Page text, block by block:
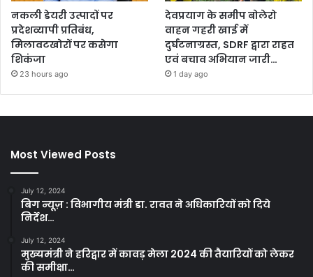
नकली डेयरी उत्पादों पर
प्रदेशव्यापी प्रतिबंध,
मिलावटखोरों पर कसेगा
शिकंजा
23 hours ago
देवप्रयाग के समीप बोलेरो
वाहन गहरी खाई में
दुर्घटनाग्रस्त, SDRF द्वारा राहत
एवं बचाव अभियान जारी…
1 day ago
Most Viewed Posts
July 12, 2024
बिग न्यूज़ : विभागीय मंत्री डा. रावत ने अधिकारियों को दिये
निर्देश…
July 12, 2024
मुख्यमंत्री ने हरिद्वार में कावड़ मेला 2024 की तैयारियों को लेकर
की समीक्षा…